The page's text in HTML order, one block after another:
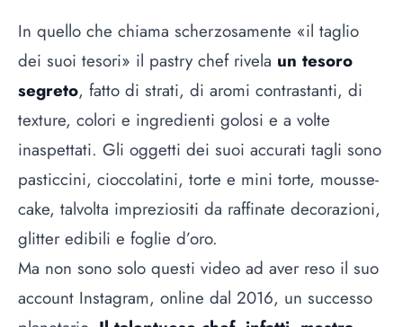
In quello che chiama scherzosamente «il taglio
dei suoi tesori» il pastry chef rivela un tesoro
segreto, fatto di strati, di aromi contrastanti, di
texture, colori e ingredienti golosi e a volte
inaspettati. Gli oggetti dei suoi accurati tagli sono
pasticcini, cioccolatini, torte e mini torte, mousse-
cake, talvolta impreziositi da raffinate decorazioni,
glitter edibili e foglie d’oro.
Ma non sono solo questi video ad aver reso il suo
account Instagram, online dal 2016, un successo